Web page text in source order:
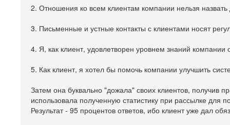
2. Отношения ко всем клиентам компании нельзя
3. Письменные и устные контакты с клиентами носят
4. Я, как клиент, удовлетворен уровнем знаний компании
5. Как клиент, я хотел бы помочь компании улучшить
Затем она буквально "дожала" своих клиентов, получив
использовала полученную статистику при рассылке
Результат - 95 процентов ответов, ибо клиент уже дал